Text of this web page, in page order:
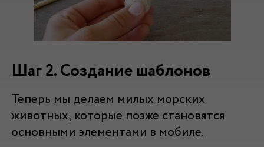
Шаг 2. Создание шаблонов
Теперь мы делаем милых морских
животных, которые позже становятся
основными элементами в мобиле.